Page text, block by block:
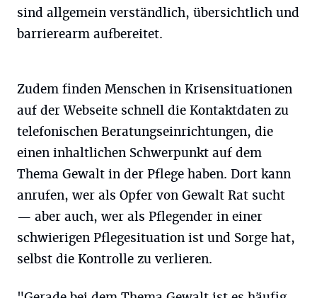
sind allgemein verständlich, übersichtlich und
barrierearm aufbereitet.
Zudem finden Menschen in Krisensituationen
auf der Webseite schnell die Kontaktdaten zu
telefonischen Beratungseinrichtungen, die
einen inhaltlichen Schwerpunkt auf dem
Thema Gewalt in der Pflege haben. Dort kann
anrufen, wer als Opfer von Gewalt Rat sucht
— aber auch, wer als Pflegender in einer
schwierigen Pflegesituation ist und Sorge hat,
selbst die Kontrolle zu verlieren.